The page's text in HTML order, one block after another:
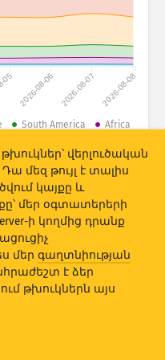
Պիտակ
Համատեղում
արդյունքներ
Վերակայել
PNG
2026-08-06 2026-08-07 2026-08-08
South America
Africa
© 2026 The Shadowserver Foundation
FOUNDATION
թխուկներ՝ վերլուծական
մեզ թույլ է տալիս
կայքը և
մեր օգտատերերի
ի կողմից դրանք
մեր գաղտնիության
է ձեր
թխուկներն այս